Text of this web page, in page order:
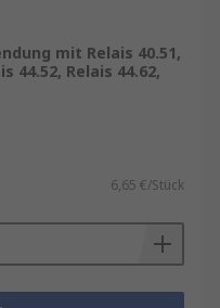
mit Relais 40.51,
44.52, Relais 44.62,
6,65 €/Stück